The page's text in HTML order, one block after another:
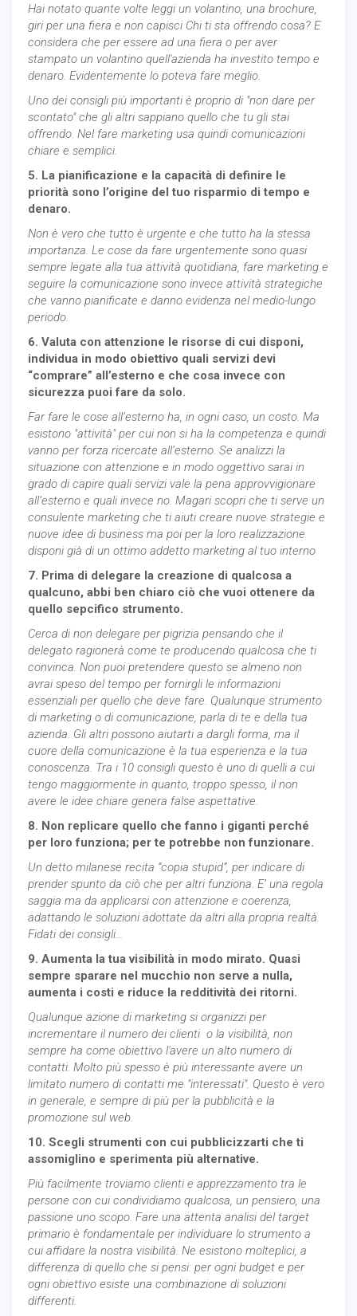
Hai notato quante volte leggi un volantino, una brochure,
giri per una fiera e non capisci Chi ti sta offrendo cosa? E
considera che per essere ad una fiera o per aver
stampato un volantino quell'azienda ha investito tempo e
denaro. Evidentemente lo poteva fare meglio.
Uno dei consigli più importanti è proprio di "non dare per
scontato" che gli altri sappiano quello che tu gli stai
offrendo. Nel fare marketing usa quindi comunicazioni
chiare e semplici.
5. La pianificazione e la capacità di definire le
priorità sono l’origine del tuo risparmio di tempo e
denaro.
Non è vero che tutto è urgente e che tutto ha la stessa
importanza. Le cose da fare urgentemente sono quasi
sempre legate alla tua attività quotidiana, fare marketing e
seguire la comunicazione sono invece attività strategiche
che vanno pianificate e danno evidenza nel medio-lungo
periodo.
6. Valuta con attenzione le risorse di cui disponi,
individua in modo obiettivo quali servizi devi
“comprare” all’esterno e che cosa invece con
sicurezza puoi fare da solo.
Far fare le cose all’esterno ha, in ogni caso, un costo. Ma
esistono "attività" per cui non si ha la competenza e quindi
vanno per forza ricercate all’esterno. Se analizzi la
situazione con attenzione e in modo oggettivo sarai in
grado di capire quali servizi vale la pena approvvigionare
all’esterno e quali invece no. Magari scopri che ti serve un
consulente marketing che ti aiuti creare nuove strategie e
nuove idee di business ma poi per la loro realizzazione
disponi già di un ottimo addetto marketing al tuo interno
7. Prima di delegare la creazione di qualcosa a
qualcuno, abbi ben chiaro ciò che vuoi ottenere da
quello sepcifico strumento.
Cerca di non delegare per pigrizia pensando che il
delegato ragionerà come te producendo qualcosa che ti
convinca. Non puoi pretendere questo se almeno non
avrai speso del tempo per fornirgli le informazioni
essenziali per quello che deve fare. Qualunque strumento
di marketing o di comunicazione, parla di te e della tua
azienda. Gli altri possono aiutarti a dargli forma, ma il
cuore della comunicazione è la tua esperienza e la tua
conoscenza. Tra i 10 consigli questo è uno di quelli a cui
tengo maggiormente in quanto, troppo spesso, il non
avere le idee chiare genera false aspettative.
8. Non replicare quello che fanno i giganti perché
per loro funziona; per te potrebbe non funzionare.
Un detto milanese recita “copia stupid”, per indicare di
prender spunto da ciò che per altri funziona. E’ una regola
saggia ma da applicarsi con attenzione e coerenza,
adattando le soluzioni adottate da altri alla propria realtà.
Fidati dei consigli...
9. Aumenta la tua visibilità in modo mirato. Quasi
sempre sparare nel mucchio non serve a nulla,
aumenta i costi e riduce la redditività dei ritorni.
Qualunque azione di marketing si organizzi per
incrementare il numero dei clienti o la visibilità, non
sempre ha come obiettivo l'avere un alto numero di
contatti. Molto più spesso è più interessante avere un
limitato numero di contatti me "interessati". Questo è vero
in generale, e sempre di più per la pubblicità e la
promozione sul web.
10. Scegli strumenti con cui pubblicizzarti che ti
assomiglino e sperimenta più alternative.
Più facilmente troviamo clienti e apprezzamento tra le
persone con cui condividiamo qualcosa, un pensiero, una
passione uno scopo. Fare una attenta analisi del target
primario è fondamentale per individuare lo strumento a
cui affidare la nostra visibilità. Ne esistono molteplici, a
differenza di quello che si pensi: per ogni budget e per
ogni obiettivo esiste una combinazione di soluzioni
differenti.